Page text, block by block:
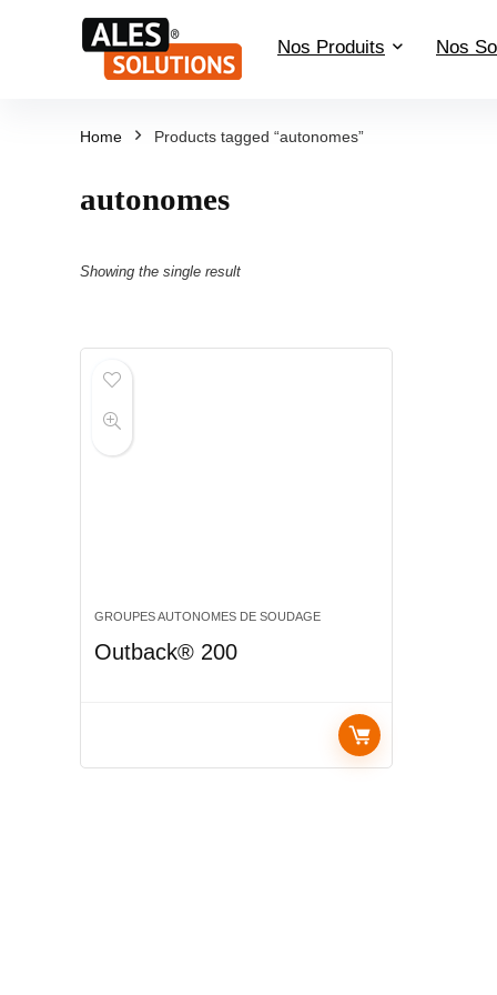
Nos Produits Nos
Home Products tagged “autonomes”
autonomes
Showing the single result
GROUPES AUTONOMES DE SOUDAGE
Outback® 200